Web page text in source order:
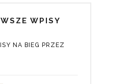
WPISY
NA BIEG PRZEZ